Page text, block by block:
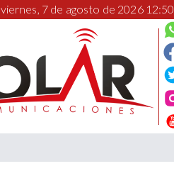
viernes, 7 de agosto de 2026 12:50